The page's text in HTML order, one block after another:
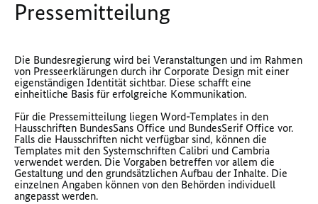
Pressemitteilung
Die Bundesregierung wird bei Veranstaltungen und im Rahmen
von Presseerklärungen durch ihr Corporate Design mit einer
eigenständigen Identität sichtbar. Diese schafft eine
einheitliche Basis für erfolgreiche Kommunikation.
Für die Pressemitteilung liegen Word-Templates in den
Hausschriften BundesSans Office und BundesSerif Office vor.
Falls die Hausschriften nicht verfügbar sind, können die
Templates mit den Systemschriften Calibri und Cambria
verwendet werden. Die Vorgaben betreffen vor allem die
Gestaltung und den grundsätzlichen Aufbau der Inhalte. Die
einzelnen Angaben können von den Behörden individuell
angepasst werden.